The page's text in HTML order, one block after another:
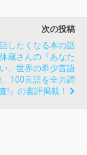
次の投稿
話したくなる本の話
蔵さんの『あなた
、世界の希少言語
100言語を全力調
!』の書評掲載！